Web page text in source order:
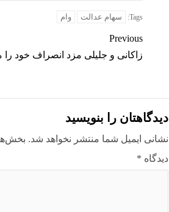
Tags: سهام عدالت وام
Previous
زاکانی و جلیلی مزد انصراف خود را
دیدگاهتان را بنویسید
نشانی ایمیل شما منتشر نخواهد شد.
دیدگاه *